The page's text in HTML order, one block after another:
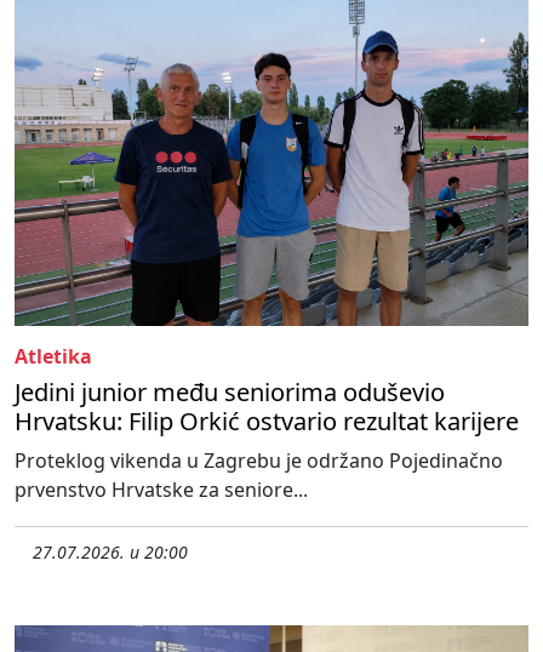
Atletika
Jedini junior među seniorima oduševio
Hrvatsku: Filip Orkić ostvario rezultat karijere
Proteklog vikenda u Zagrebu je održano Pojedinačno
prvenstvo Hrvatske za seniore...
27.07.2026. u 20:00